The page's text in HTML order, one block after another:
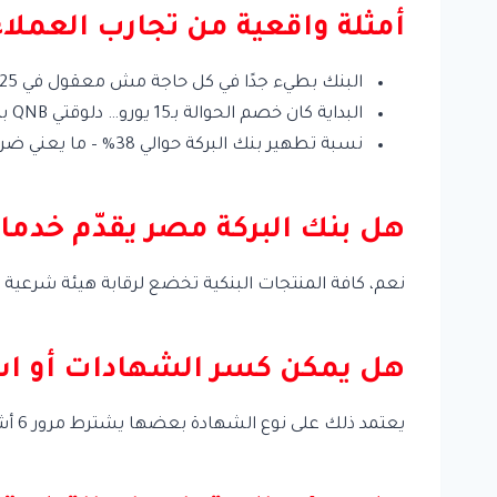
أمثلة واقعية من تجارب
البنك بطيء جدًا في كل حاجة مش معقول في 2025 ولسه بستنى بالساعات في الفرع!
البداية كان خصم الحوالة بـ15 يورو… دلوقتي QNB بيخصم 35 يورو – مقارنة بين رسوم التحويل.
نسبة تطهير بنك البركة حوالي 38% – ما يعني ضرورة تطهير جزء كبير من العوائد أحيانًا لتتوافق مع الضوابط الشرعية.
هل بنك البركة مصر يقدّم
نعم، كافة المنتجات البنكية تخضع لرقابة هيئة
هل يمكن كسر الشهادات أو
يعتمد ذلك على نوع الشهادة بعضها يشترط مرور 6 أشهر أو سنة كاملة قبل الاسترداد.